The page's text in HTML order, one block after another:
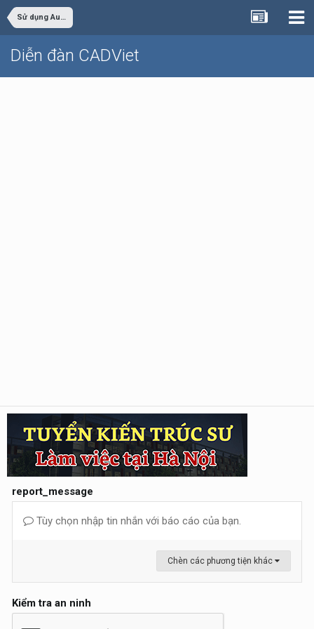
Sử dụng AutoCAD
Diễn đàn CADViet
report_message
Tùy chọn nhập tin nhắn với báo cáo của bạn.
Chèn các phương tiện khác
Kiểm tra an ninh